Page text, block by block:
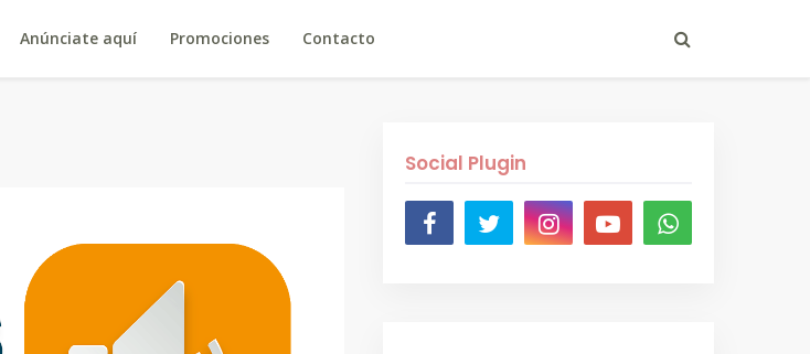
Anúnciate aquí Promociones Contacto
Social Plugin